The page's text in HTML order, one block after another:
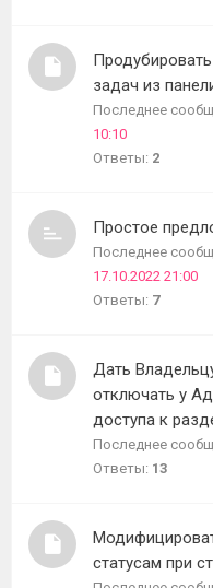
задач из
Последнее
10:10
Ответы: 2
Простое
Последнее
17.10.2022 21:00
Ответы: 7
Дать
отключать у
доступа к
Последнее
Ответы: 13
статусам при